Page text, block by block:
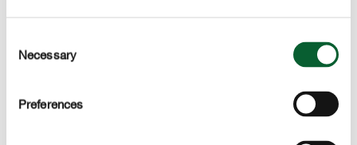
Selection
Necessary
Preferences